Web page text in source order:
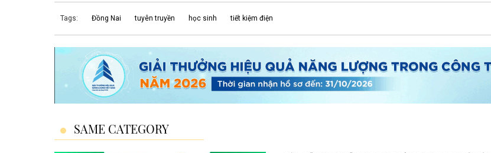
Tags: Đồng Nai tuyên truyền học sinh tiết kiệm điện
SAME CATEGORY